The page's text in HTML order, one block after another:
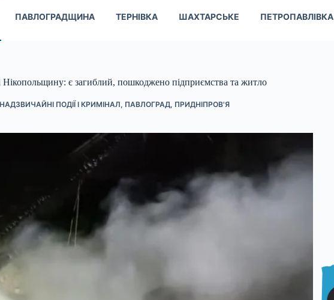
ПАВЛОГРАДЩИНА ТЕРНІВКА ШАХТАРСЬКЕ ПЕТРОПАВЛІВКА
є загиблий, пошкоджено підприємства та житло
НАДЗВИЧАЙНІ ПОДІЇ І КРИМІНАЛ, ПАВЛОГРАД, ПРИДНІПРОВ'Я